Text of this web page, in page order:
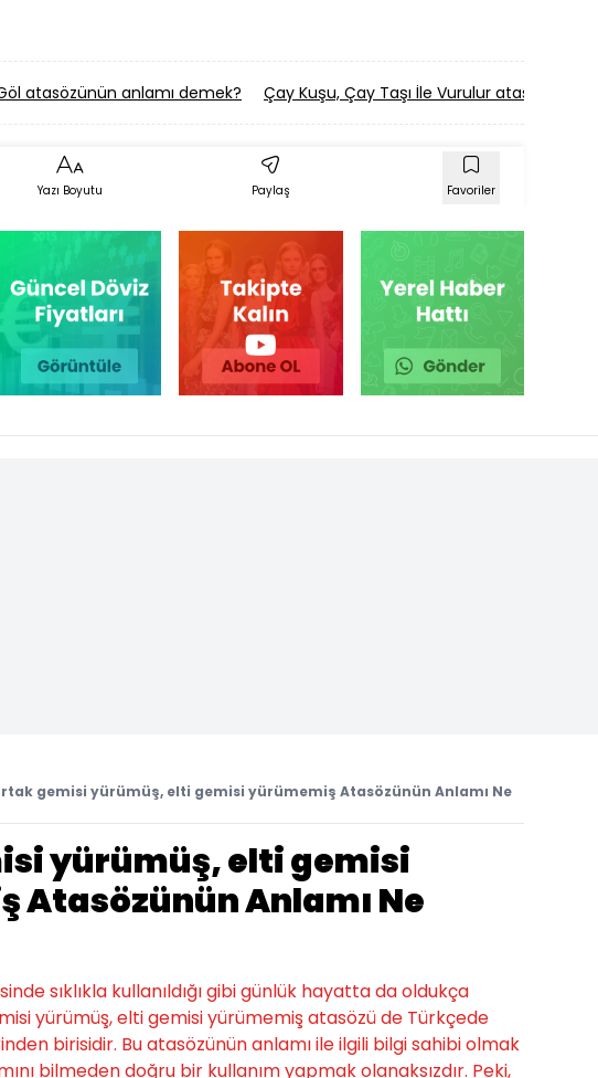
atasözünün anlamı demek? Çay Kuşu, Çay Taşı İle Vurulur atasözünün
Yazı Boyutu Paylaş Favoriler
gemisi yürümüş, elti gemisi yürümemiş Atasözünün Anlamı Ne
yürümüş, elti gemisi
Atasözünün Anlamı Ne
sıklıkla kullanıldığı gibi günlük hayatta da oldukça
yürümüş, elti gemisi yürümemiş atasözü de Türkçede
birisidir. Bu atasözünün anlamı ile ilgili bilgi sahibi olmak
bilmeden doğru bir kullanım yapmak olanaksızdır. Peki,